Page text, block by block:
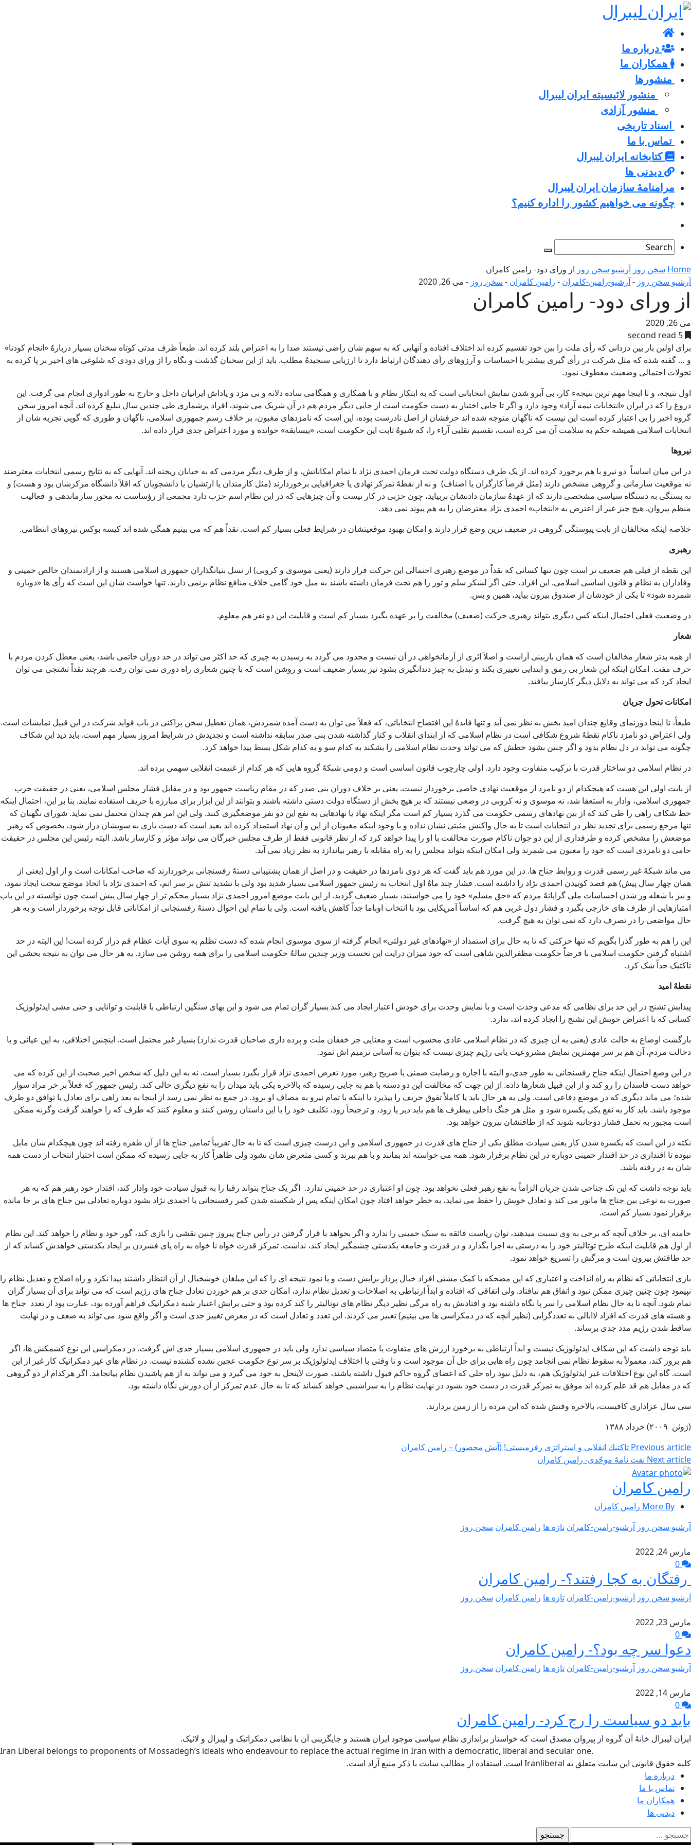
درباره ما
همکاران ما
منشورها
منشور لائیسیته ایران لیبرال
منشور آزادی
اسناد تاریخی
تماس با ما
کتابخانه ایران لیبرال
دیدنی ها
مرامنامۀ سازمان ایران لیبرال
چگونه می خواهیم کشور را اداره کنیم؟
Home سخن روز آرشیو سخن روز از ورای دود- رامین کامران
آرشیو سخن روز -آرشیو-رامین-کامران - رامین کامران - سخن روز - می 26, 2020
از ورای دود- رامین کامران
می 26, 2020
5 second read
برای اولین بار بین دزدانی که رأی ملت را بین خود تقسیم کرده اند اختلاف افتاده و آنهایی که به سهم شان راضی نیستند صدا را به اعتراض بلند کرده اند. طبعاً ظرف مدتی کوتاه سخنان بسیار دربارهٌ «انجام کودتا»
و … گفته شده که مثل شرکت در رأی گیری بیشتر با احساسات و آرزوهای رأی دهندگان ارتباط دارد تا ارزیابی سنجیدهٌ مطلب. باید از این سخنان گذشت و نگاه را از ورای دودی که شلوغی های اخیر بر پا کرده به
تحولات احتمالی وضعیت معطوف نمود.
اول نتیجه، و تا اینجا مهم ترین نتیجهء کار، بی آبرو شدن نمایش انتخاباتی است که به ابتکار نظام و با همکاری و همگامی ساده دلانه و بی مزد و پاداش ایرانیان داخل و خارج به طور ادواری انجام می گرفت. این
دروغ را که در ایران «انتخابات نیمه آزاد» وجود دارد و اگر تا جایی اختیار به دست حکومت است از جایی دیگر مردم هم در آن شریک می شوند، افراد پرشماری طی چندین سال تبلیغ کرده اند. آنچه امروز سخن
گروه اخیر را بی اعتبار کرده است این نیست که ناگهان متوجه شده اند حرفشان از اصل نادرست بوده، این است که نامزدهای مغبون، بر خلاف رسم جمهوری اسلامی، ناگهان و طوری که گویی تجربه شان از
انتخابات اسلامی همیشه حکم به سلامت آن می کرده است، تقسیم تقلبی آراء را، که شیوهٌ ثابت این حکومت است، «بیسابقه» خوانده و مورد اعتراض جدی قرار داده اند.
نیروها
در این میان اساساً دو نیرو با هم برخورد کرده اند. از یک طرف دستگاه دولت تحت فرمان احمدی نژاد با تمام امکاناتش، و از طرف دیگر مردمی که به خیابان ریخته اند. آنهایی که به نتایج رسمی انتخابات معترضند
نه موقعیت سازمانی و گروهی مشخص دارند (مثل فرضاً کارگران یا اصناف) و نه از نقطهٌ تمرکز نهادی یا جغرافیایی برخوردارند (مثل کارمندان یا ارتشیان یا دانشجویان که اقلاً دانشگاه مرکزشان بود و هست) و
نه بستگی به دستگاه سیاسی مشخصی دارند که از عهدهٌ سازمان دادنشان بربیاید، چون حزبی در کار نیست و آن چیزهایی که در این نظام اسم حزب دارد مجمعی از رؤساست نه محور سازماندهی و فعالیت
منظم پیروان. هیچ چیز غیر از اعترض به «انتخاب» احمدی نژاد معترضان را به هم پیوند نمی دهد.
خلاصه اینکه مخالفان از بابت پیوستگی گروهی در ضعیف ترین وضع قرار دارند و امکان بهبود موقعیتشان در شرایط فعلی بسیار کم است. نقداً هم که می بینیم همگی شده اند کیسه بوکس نیروهای انتظامی.
رهبری
این نقطه از قبلی هم ضعیف تر است چون تنها کسانی که نقداً در موضع رهبری احتمالی این حرکت قرار دارند (یعنی موسوی و کروبی) از نسل بنیانگذاران جمهوری اسلامی هستند و از ارادتمندان خالص خمینی و
وفاداران به نظام و قانون اساسی اسلامی. این افراد، حتی اگر لشکر سلم و تور را هم تحت فرمان داشته باشند به میل خود گامی خلاف منافع نظام برنمی دارند. تنها خواست شان این است که رأی ها «دوباره
شمرده شود» تا یکی از خودشان از صندوق بیرون بیاید، همین و بس.
در وضعیت فعلی احتمال اینکه کس دیگری بتواند رهبری حرکت (ضعیف) مخالفت را بر عهده بگیرد بسیار کم است و قابلیت این دو نفر هم معلوم.
شعار
از همه بدتر شعار مخالفان است که همان بازبینی آراست و اصلاً اثری از آرمانخواهی در آن نیست و محدود می گردد به رسیدن به چیزی که حد اکثر می تواند در حد دوران خاتمی باشد، یعنی معطل کردن مردم با
حرف مفت. امکان اینکه این شعار بی رمق و ابتدایی تغییری بکند و تبدیل به چیز دندانگیری بشود نيز بسیار ضعیف است و روشن است که با چنین شعاری راه دوری نمی توان رفت. هرچند نقداً تشنجی می توان
ایجاد کرد که می تواند به دلایل دیگر کارساز بیافتد.
امکانات تحول جریان
طبعاً، تا اینجا دورنمای وقایع چندان امید بخش به نظر نمی آید و تنها فایدهٌ این افتضاح انتخاباتی، که فعلاً می توان به دست آمده شمردش، همان تعطیل سخن پراکنی در باب فواید شرکت در این قبیل نمایشات است.
ولی اعتراض دو نامزد ناکام نقطهٌ شروع شکافی است در نظام اسلامی که از ابتدای انقلاب و کنار گذاشته شدن بنی صدر سابقه نداشته است و تجدیدش در شرایط امروز بسیار مهم است. باید دید این شکاف
چگونه می تواند در دل نظام بدود و اگر چنین بشود خطش که می تواند وحدت نظام اسلامی را بشکند به کدام سو و به کدام شکل بسط پیدا خواهد کرد.
در نظام اسلامی دو ساختار قدرت با ترکیب متفاوت وجود دارد. اولی چارچوب قانون اساسی است و دومی شبکهٌ گروه هایی که هر کدام از غنیمت انقلابی سهمی برده اند.
از بابت اولی این هست که هیچکدام از دو نامزد از موقعیت نهادی خاصی برخوردار نیست. یعنی بر خلاف دوران بنی صدر که در مقام ریاست جمهور بود و در مقابل فشار مجلس اسلامی، یعنی در حقیقت حزب
جمهوری اسلامی، وادار به استعفا شد، نه موسوی و نه کروبی در وضعی نیستند که بر هیچ بخش از دستگاه دولت دستی داشته باشند و بتوانند از این ابزار برای مبارزه با حریف استفاده نمایند. بنا بر این، احتمال اینکه
خط شکاف راهی را طی کند که از بین نهادهای رسمی حکومت می گذرد بسیار کم است مگر اینکه نهاد یا نهادهایی به نفع این دو نفر موضعگیری کنند. ولی این امر هم چندان محتمل نمی نماید. شورای نگهبان که
تنها مرجع رسمی برای تجدید نظر در انتخابات است تا به حال واکنش مثبتی نشان نداده و با وجود اینکه مغبونان از این و آن نهاد استمداد کرده اند بعید است که دست یاری به سویشان دراز شود، بخصوص که رهبر
موضعش را مشخص کرده و طرفداری از این دو جوان ناکام صورت مخالفت با او را پیدا خواهد کرد که از نظر قانونی فقط از طرف مجلس خبرگان می تواند مؤثر و کارساز باشد. البته رئیس این مجلس در حقیقت
حامی دو نامزدی است که خود را مغبون می شمرند ولی امکان اینکه بتواند مجلس را به راه مقابله با رهبر بیاندازد به نظر زیاد نمی آید.
می ماند شبکهٌ غیر رسمی قدرت و روابط جناح ها. در این مورد هم باید گفت که هر دوی نامزدها در حقیقت و در اصل از همان پشتیبانی دستهٌ رفسنجانی برخوردارند که صاحب امکانات است و از اول (یعنی از
همان چهار سال پیش) هم قصد کوبیدن احمدی نژاد را داشته است. فشار چند ماهٌ اول انتخاب به رئیس جمهور اسلامی بسیار شدید بود ولی با تشدید تنش بر سر اتم، که احمدی نژاد با اتخاذ موضع سخت ایجاد نمود،
و نیز با شعله ور شدن احساسات ملی گرایانهٌ مردم که «حق مسلم» خود را می خواستند، بسیار ضعیف گردید. از این بابت موضع امروز احمدی نژاد بسیار محکم تر از چهار سال پیش است چون توانسته در این باب
امتیازهایی از طرف های خارجی بگیرد و فشار دول غربی هم که اساساً آمریکایی بود با انتخاب اوباما جداً کاهش یافته است. ولی با تمام این احوال دستهٌ رفسنجانی از امکاناتی قابل توجه برخوردار است و به هر
حال مواضعی را در تصرف دارد که نمی توان به هیچ گرفت.
این را هم به طور گذرا بگویم که تنها حرکتی که تا به حال برای استمداد از «نهادهای غیر دولتی» انجام گرفته از سوی موسوی انجام شده که دست تظلم به سوی آیات عظام قم دراز کرده است! این البته در حد
اشتباه گرفتن حکومت اسلامی با فرضاً حکومت مظفرالدین شاهی است که خود میزان درایت این نخست وزیر چندین سالهٌ حکومت اسلامی را برای همه روشن می سازد. به هر حال می توان به نتیجه بخشی این
تاکتیک جداً شک کرد.
نقطهٌ امید
پیدایش تشنج در این حد برای نظامی که مدعی وحدت است و با نمایش وحدت برای خودش اعتبار ایجاد می کند بسیار گران تمام می شود و این بهای سنگین ارتباطی با قابلیت و توانایی و حتی مشی ایدئولوژیک
کسانی که با اعتراض خویش این تشنج را ایجاد کرده اند، ندارد.
بازگشت اوضاع به حالت عادی (یعنی به آن چیزی که در نظام اسلامی عادی محسوب است و معنایی جز خفقان ملت و پرده داری صاحبان قدرت ندارد) بسیار غیر محتمل است. اینچنین اختلافی، به این عیانی و با
دخالت مردم، آن هم بر سر مهمترین نمایش مشروعیت یابی رژیم چیزی نیست که بتوان به آسانی ترمیم اش نمود.
در این وضع احتمال اینکه جناح رفسنجانی به طور جدی،و البته با اجازه و رضایت ضمنی یا صریح رهبر، مورد تعرض احمدی نژاد قرار بگیرد بسیار است. نه به این دلیل که شخص اخیر صحبت از این کرده که می
خواهد دست فاسدان را رو کند و از این قبیل شعارها داده. از این جهت که مخالفت این دو دسته با هم به جایی رسیده که بالاخره یکی باید میدان را به نفع دیگری خالی کند. رئیس جمهور که فعلاً بر خر مراد سوار
شده؛ می ماند دیگری که در موضع دفاعی است. ولی به هر حال باید یا کاملاً تفوق حریف را بپذیرد یا اینکه با تمام نیرو به مصاف او برود. در جمع به نظر نمی رسد از اینجا به بعد راهی برای تعادل یا توافق دو طرف
موجود باشد. باید کار به نفع یکی یکسره شود و مثل هر جنگ داخلی بیطرف ها هم باید دیر یا زود، و ترجیحاً زود، تکلیف خود را با این داستان روشن کنند و معلوم کنند که طرف که را خواهند گرفت وگرنه ممکن
است مجبور به تحمل فشار دوجانبه شوند که از طاقتشان بیرون خواهد بود.
نکته در این است که یکسره شدن کار یعنی سیادت مطلق یکی از جناح های قدرت در جمهوری اسلامی و این درست چیزی است که تا به حال تقریباً تمامی جناح ها از آن طفره رفته اند چون هیچکدام شان مایل
نبوده تا اقتداری در حد اقتدار خمینی دوباره در این نظام برقرار شود. همه می خواسته اند بمانند و با هم ببرند و کسی متعرض شان نشود ولی ظاهراً کار به جایی رسیده که ممکن است اختیار انتخاب از دست همه
شان به در رفته باشد.
باید توجه داشت که این تک جناحی شدن جریان الزاماً به نفع رهبر فعلی نخواهد بود. چون او اعتباری در حد خمینی ندارد. اگر یک جناح بتواند رقبا را به قبول سیادت خود وادار کند، اقتدار خود رهبر هم که به هر
صورت به نوعی بین جناح ها مانور می کند و تعادل خویش را حفظ می نماید، به خطر خواهد افتاد چون امکان اینکه پس از شکسته شدن کمر رفسنجانی یا احمدی نژاد بشود دوباره تعادلی بین جناح های بر جا مانده
برقرار نمود بسیار کم است.
خامنه ای، بر خلاف آنچه که برخی به وی نسبت میدهند، توان ریاست فائقه به سبک خمینی را ندارد و اگر بخواهد با قرار گرفتن در رأس جناح پیروز چنین نقشی را بازی کند، گور خود و نظام را خواهد کند. این نظام
از اول هم قابلیت اینکه طرح توتالیتر خود را به درستی به اجرا بگذارد و در قدرت و جامعه یکدستی چشمگیر ایجاد کند، نداشت. تمرکز قدرت خواه نا خواه به راه پای فشردن بر ایجاد یکدستی خواهدش کشاند که از
حد طاقتش بیرون است و مرگش را تسریع خواهد نمود.
بازی انتخاباتی که نظام به راه انداخت و اعتباری که این مضحکه با کمک مشتی افراد خیال پرداز برایش دست و پا نمود نتیجه ای را که این مبلغان خوشخیال از آن انتظار داشتند پیدا نکرد و راه اصلاح و تعدیل نظام را
نپیمود چون چنین چیزی ممکن نبود و اتفاق هم نیافتاد. ولی اتفاقی که افتاده و ابداً ارتباطی به اصلاحات و تعدیل نظام ندارد، امکان جدی بر هم خوردن تعادل جناح های رژیم است که می تواند برای آن بسیار گران
تمام شود. آنچه تا به حال نظام اسلامی را سر پا نگاه داشته بود و افتادنش به راه مرگی نظیر دیگر نظام های توتالیتر را کند کرده بود و حتی برایش اعتبار شبه دمکراتیک فراهم آورده بود، عبارت بود از تعدد جناح ها
و هسته های قدرت که افراد لاابالی به تعددگرایی (نظیر آنچه که در دمکراسی ها می بینیم) تعبیر می کردند. این تعدد و تعادل است که در معرض تغییر جدی است و اگر واقع شود می تواند به ضعف و در نهایت
ساقط شدن رژیم مدد جدی برساند.
باید توجه داشت که این شکاف ایدئولوژیک نیست و ابداً ارتباطی به برخورد ارزش های متفاوت یا متضاد سیاسی ندارد ولی باید در جمهوری اسلامی بسیار جدی اش گرفت. در دمکراسی این نوع کشمکش ها، اگر
هم بروز کند، معمولاً به سقوط نظام نمی انجامد چون راه هایی برای حل آن موجود است و تا وقتی با اختلاف ایدئولوژیک بر سر نوع حکومت عجین نشده کشنده نیست. در نظام های غیر دمکراتیک کار غیر از این
است. گاه این نوع اختلافات غیر ایدئولوژیک هم، به دلیل نبود راه حلی که اعضای گروه حاکم قبول داشته باشند، صورت لاینحل به خود می گیرد و می تواند به از هم پاشیدن نظام بیانجامد. اگر هرکدام از دو گروهی
که در مقابل هم قد علم کرده اند موفق به تمرکز قدرت در دست خود بشود در نهایت نظام را به سراشیبی خواهد کشاند که تا به حال عدم تمرکز از آن دورش نگاه داشته بود.
سی سال عزاداری کافیست، بالاخره وقتش شده که این مرده را از زمین بردارند.
(ژوئن ۲۰۰۹) خرداد ۱۳۸۸
Previous article تاكتیك انقلابی و استراتژی رفرمیستی! (آتش محصور) – رامین كامران
Next article نفت نامهٌ موحّدی- رامین کامران
رامین کامران
More By رامین کامران
آرشیو سخن روز آرشیو-رامین-کامران تازه ها رامین کامران سخن روز
مارس 24, 2022
رفتگان به کجا رفتند؟- رامین کامران
آرشیو سخن روز آرشیو-رامین-کامران تازه ها رامین کامران سخن روز
مارس 23, 2022
دعوا سر چه بود؟- رامین کامران
آرشیو سخن روز آرشیو-رامین-کامران تازه ها رامین کامران سخن روز
مارس 14, 2022
باید دو سیاست را رج کرد- رامین کامران
ایران لیبرال خانهٌ آن گروه از پیروان مصدق است که خواستار براندازی نظام سیاسی موجود ایران هستند و جایگزینی آن با نظامی دمکراتیک و لیبرال و لائیک.
Iran Liberal belongs to proponents of Mossadegh’s ideals who endeavour to replace the actual regime in Iran with a democratic, liberal and secular one.
کلیه حقوق قانونی این سایت متعلق به Iranliberal است. استفاده از مطالب سایت با ذکر منبع آزاد است.
درباره ما
تماس با ما
همکاران ما
دیدنی ها
جستجو